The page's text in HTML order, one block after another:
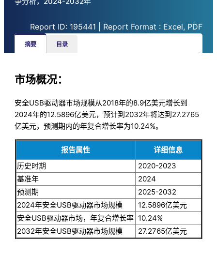
Report ID: 195441 | Report Format : Excel, PDF
摘要 目录
市场概况：
安全USB驱动器市场规模从2018年的8.9亿美元增长到
2024年的12.5896亿美元，预计到2032年将达到27.2765
亿美元，预测期内的年复合增长率为10.24%。
报告属性
详细信息
历史时期
2020-2023
基准年
2024
预测期
2025-2032
2024年安全USB驱动器市场规模
12.5896亿美元
安全USB驱动器市场，年复合增长率 10.24%
2032年安全USB驱动器市场规模
27.2765亿美元